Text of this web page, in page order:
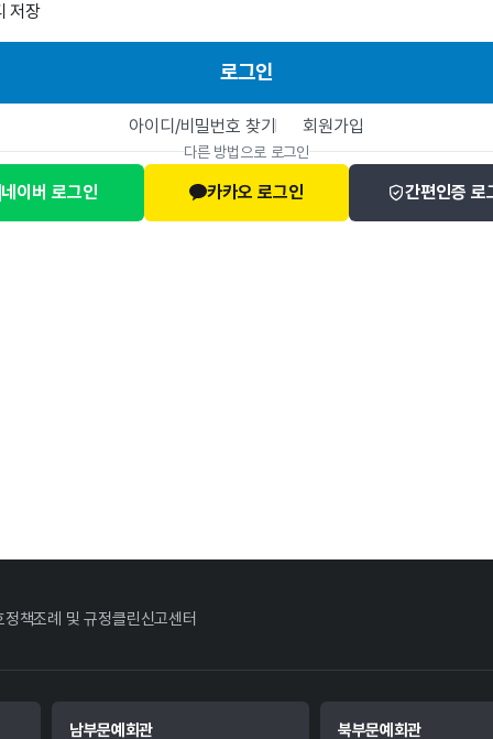
저장
로그인
아이디/비밀번호 찾기 회원가입
다른 방법으로 로그인
네이버 로그인 카카오 로그인 간편인증 로
정책조례 및 규정클린신고센터
남부문예회관 북부문예회관